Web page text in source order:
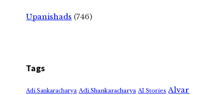
Upanishads (746)
Tags
Adi Sankaracharya Adi Shankaracharya AI Stories Alvar